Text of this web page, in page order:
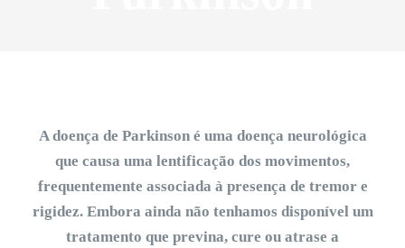
A doença de Parkinson é uma doença neurológica
que causa uma lentificação dos movimentos,
frequentemente associada à presença de tremor e
rigidez. Embora ainda não tenhamos disponível um
tratamento que previna, cure ou atrase a